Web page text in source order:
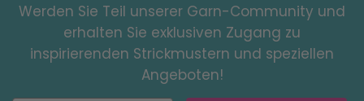
Werden Sie Teil unserer Garn-Community und
erhalten Sie exklusiven Zugang zu
inspirierenden Strickmustern und speziellen
Angeboten!